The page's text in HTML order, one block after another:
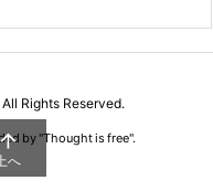
All Rights Reserved.
by "Thought is free".
上へ